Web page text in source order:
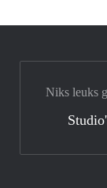
Niks leuks